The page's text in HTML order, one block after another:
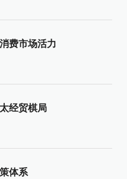
费市场活力
经贸棋局
体系